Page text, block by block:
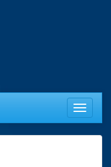
Afficher/
la